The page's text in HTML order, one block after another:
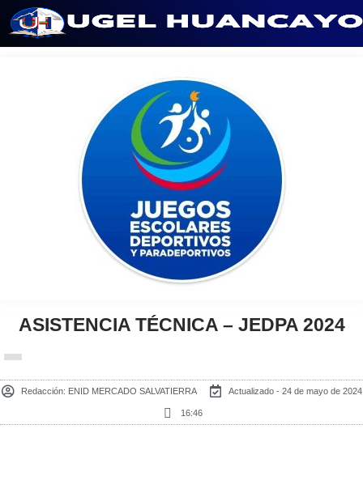
ASISTENCIA TÉCNICA – JEDPA 2024
Redacción: ENID MERCADO SALVATIERRA Actualizado - 24 de mayo de 2024
16:46